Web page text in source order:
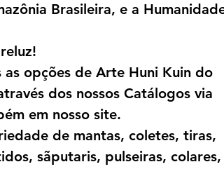
Brasileira, e a
as opções de Arte Huni Kuin do
dos nossos Catálogos via
em nosso site.
de mantas, coletes, tiras,
sãputaris, pulseiras, colares,